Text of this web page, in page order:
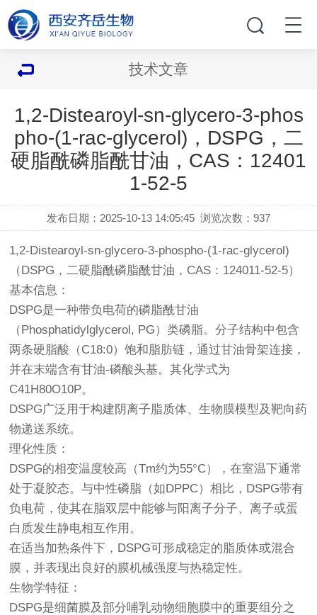
技术文章
1,2-Distearoyl-sn-glycero-3-phos
pho-(1-rac-glycerol)，DSPG，二
硬脂酰磷脂酰甘油，CAS：12401
1-52-5
发布日期：2025-10-13 14:05:45 浏览次数：937
1,2-Distearoyl-sn-glycero-3-phospho-(1-rac-glycerol)
（DSPG，二硬脂酰磷脂酰甘油，CAS：124011-52-5）
基本信息：
DSPG是一种带负电荷的磷脂酰甘油
（Phosphatidylglycerol, PG）类磷脂。分子结构中包含
两条硬脂酸（C18:0）饱和脂肪链，通过甘油骨架连接，
并在末端含有甘油-磷酸头基。其化学式为
C41H80O10P。
DSPG广泛用于构建阴离子脂质体、生物膜模型及靶向药
物递送系统。
理化性质：
DSPG的相变温度较高（Tm约为55°C），在室温下通常
处于凝胶态。与中性磷脂（如DPPC）相比，DSPG带有
负电荷，使其在脂双层中能够与阳离子分子、离子或蛋
白质发生静电相互作用。
在适当加热条件下，DSPG可形成稳定的脂质体或混合
膜，并表现出良好的膜机械强度与热稳定性。
生物学特征：
DSPG是细菌膜及部分哺乳动物细胞膜中的重要组分之